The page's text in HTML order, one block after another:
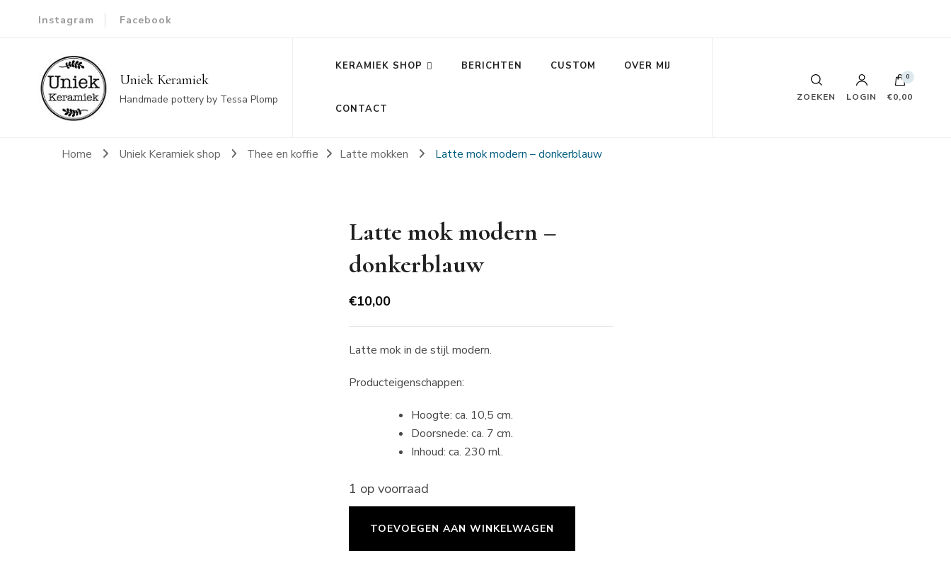
Instagram Facebook
Uniek Keramiek
Handmade pottery by Tessa Plomp
KERAMIEK SHOP BERICHTEN CUSTOM OVER MIJ
CONTACT
ZOEKEN LOGIN
0
€0,00
Home Uniek Keramiek shop Thee en koffie Latte mokken Latte mok modern – donkerblauw
Latte mok modern –
donkerblauw
€10,00
Latte mok in de stijl modern.
Producteigenschappen:
Hoogte: ca. 10,5 cm.
Doorsnede: ca. 7 cm.
Inhoud: ca. 230 ml.
1 op voorraad
TOEVOEGEN AAN WINKELWAGEN